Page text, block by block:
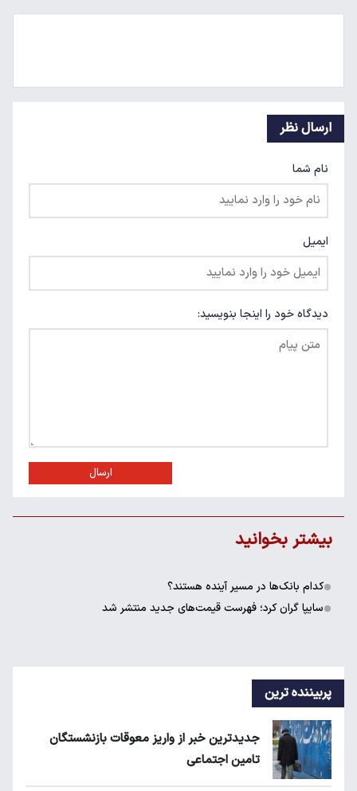
ارسال نظر
نام شما
ایمیل
دیدگاه خود را اینجا بنویسید:
ارسال
بیشتر بخوانید
کدام بانک‌ها در مسیر آینده هستند؟
سایپا گران کرد؛ فهرست قیمت‌های جدید منتشر شد
پربیننده ترین
جدیدترین خبر از واریز معوقات بازنشستگان
تامین اجتماعی